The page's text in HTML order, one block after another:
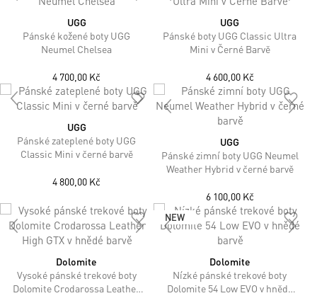
UGG
Pánské kožené boty UGG
Neumel Chelsea
4 700,00 Kč
UGG
Pánské boty UGG Classic Ultra
Mini v Černé Barvě
4 600,00 Kč
UGG
Pánské zateplené boty UGG
Classic Mini v černé barvě
4 800,00 Kč
UGG
Pánské zimní boty UGG Neumel
Weather Hybrid v černé barvě
6 100,00 Kč
Dolomite
Vysoké pánské trekové boty
Dolomite Crodarossa Leather
NEW
Dolomite
Nízké pánské trekové boty
Dolomite 54 Low EVO v hnědé